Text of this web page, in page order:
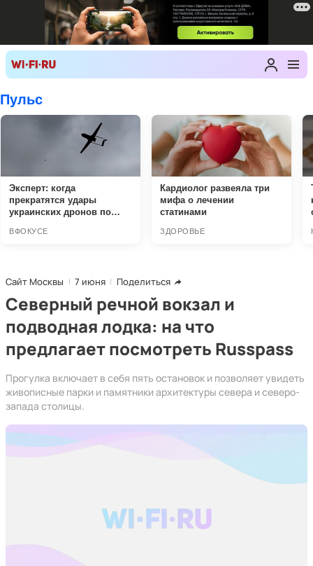
Сайт Москвы 7 июня Поделиться
Северный речной вокзал и
подводная лодка: на что
предлагает посмотреть Russpass
Прогулка включает в себя пять остановок и позволяет увидеть
живописные парки и памятники архитектуры севера и северо-
запада столицы.